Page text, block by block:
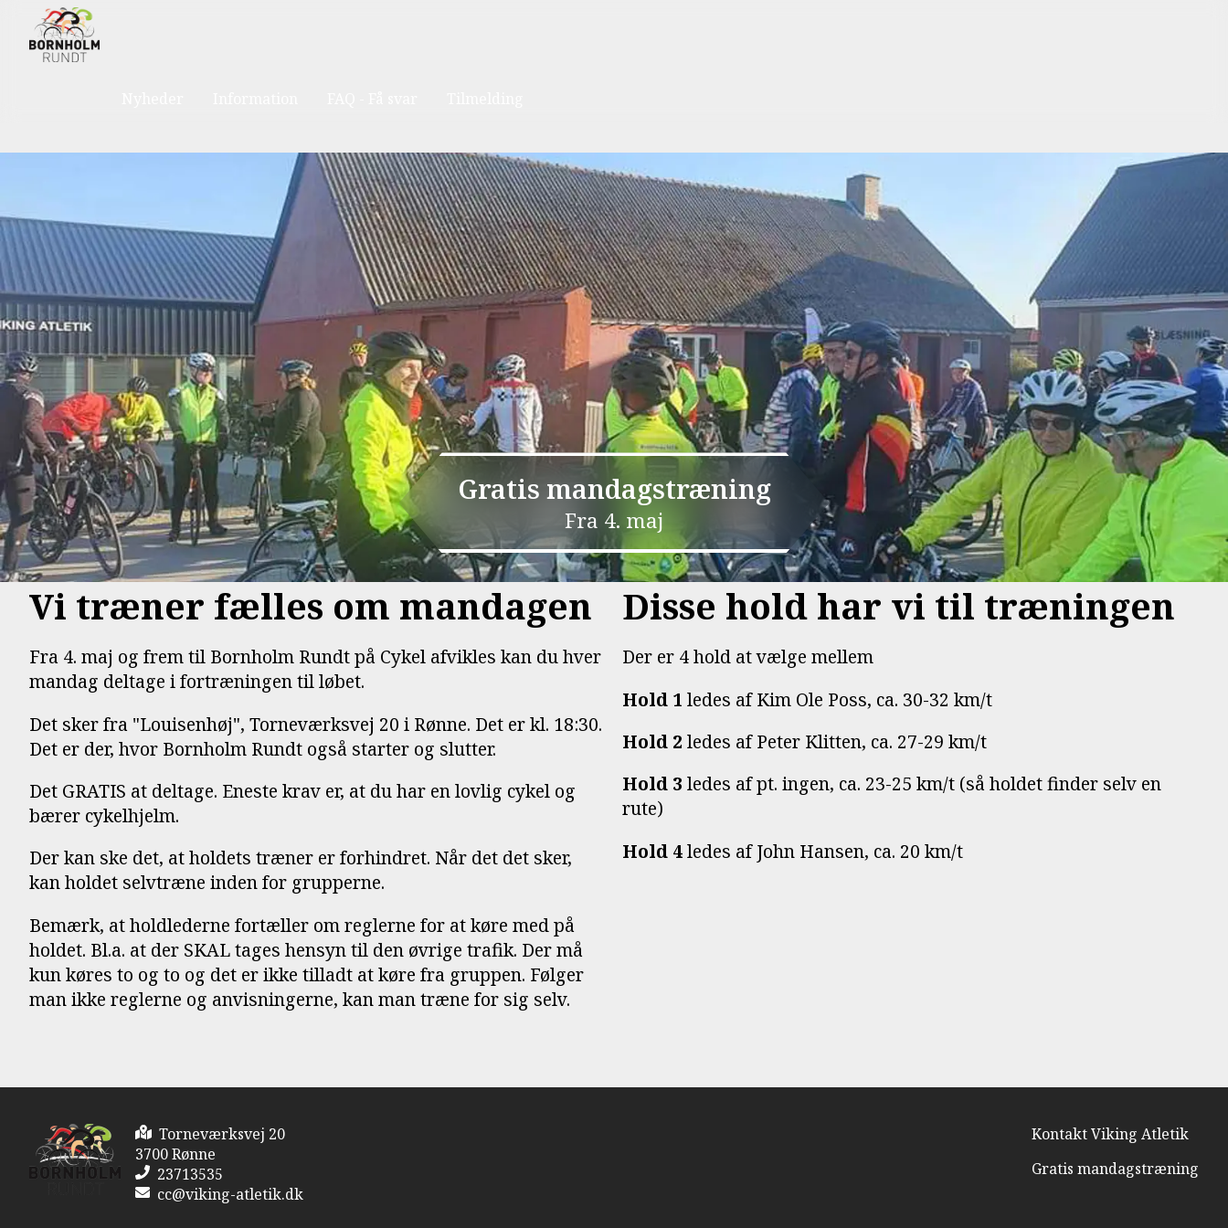
Gratis mandagstræning
Fra 4. maj
Vi træner fælles om mandagen
Fra 4. maj og frem til Bornholm Rundt på Cykel afvikles kan du hver
mandag deltage i fortræningen til løbet.
Det sker fra "Louisenhøj", Torneværksvej 20 i Rønne. Det er kl. 18:30.
Det er der, hvor Bornholm Rundt også starter og slutter.
Det GRATIS at deltage. Eneste krav er, at du har en lovlig cykel og
bærer cykelhjelm.
Der kan ske det, at holdets træner er forhindret. Når det det sker,
kan holdet selvtræne inden for grupperne.
Bemærk, at holdlederne fortæller om reglerne for at køre med på
holdet. Bl.a. at der SKAL tages hensyn til den øvrige trafik. Der må
kun køres to og to og det er ikke tilladt at køre fra gruppen. Følger
man ikke reglerne og anvisningerne, kan man træne for sig selv.
Disse hold har vi til træningen
Der er 4 hold at vælge mellem
Hold 1 ledes af Kim Ole Poss, ca. 30-32 km/t
Hold 2 ledes af Peter Klitten, ca. 27-29 km/t
Hold 3 ledes af pt. ingen, ca. 23-25 km/t (så holdet finder selv en
rute)
Hold 4ledes af John Hansen, ca. 20 km/t
Torneværksvej 20
3700 Rønne
23713535
cc@viking-atletik.dk
Kontakt Viking Atletik
Gratis mandagstræning